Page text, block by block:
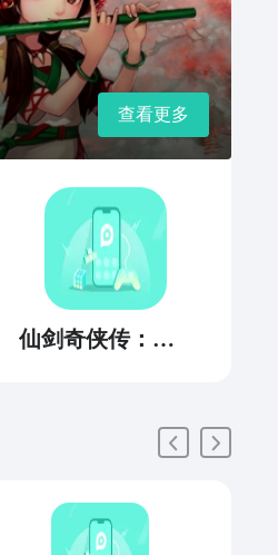
查看更多
仙剑奇侠传：新的开始